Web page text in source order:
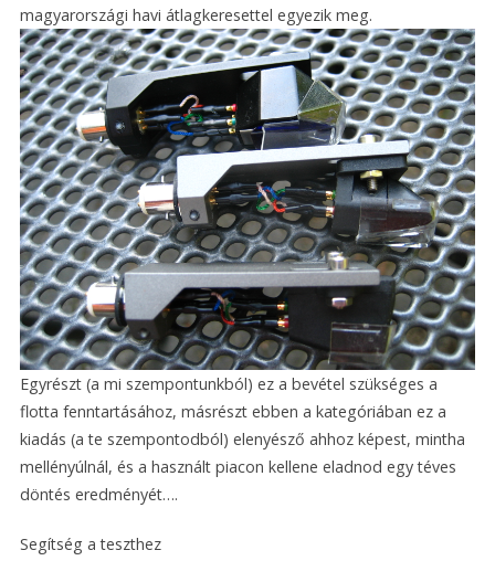
magyarországi havi átlagkeresettel egyezik meg.
Egyrészt (a mi szempontunkból) ez a bevétel szükséges a
flotta fenntartásához, másrészt ebben a kategóriában ez a
kiadás (a te szempontodból) elenyésző ahhoz képest, mintha
mellényúlnál, és a használt piacon kellene eladnod egy téves
döntés eredményét….
Segítség a teszthez